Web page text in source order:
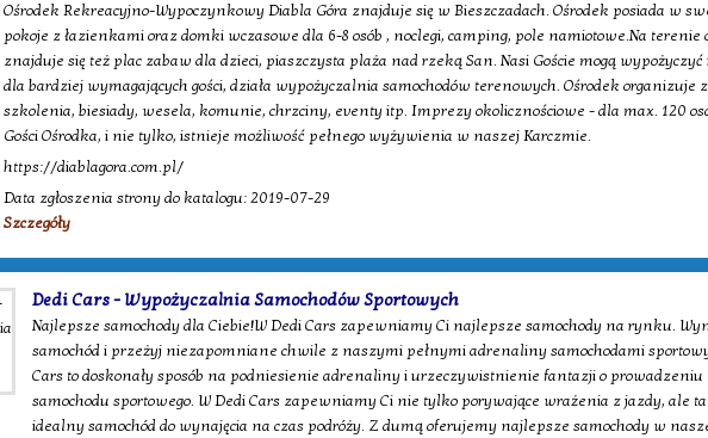
Ośrodek Rekreacyjno-Wypoczynkowy Diabla Góra znajduje się w Bieszczadach. Ośrodek posiada w
pokoje z łazienkami oraz domki wczasowe dla 6-8 osób , noclegi, camping, pole namiotowe.Na terenie
znajduje się też plac zabaw dla dzieci, piaszczysta plaża nad rzeką San. Nasi Goście mogą wypożyczyć
dla bardziej wymagających gości, działa wypożyczalnia samochodów terenowych. Ośrodek organizuje
szkolenia, biesiady, wesela, komunie, chrzciny, eventy itp. Imprezy okolicznościowe - dla max. 120
Gości Ośrodka, i nie tylko, istnieje możliwość pełnego wyżywienia w naszej Karczmie.
https://diablagora.com.pl/
Data zgłoszenia strony do katalogu: 2019-07-29
Szczegóły
Dedi Cars - Wypożyczalnia Samochodów Sportowych
Najlepsze samochody dla Ciebie!W Dedi Cars zapewniamy Ci najlepsze samochody na rynku.
samochód i przeżyj niezapomniane chwile z naszymi pełnymi adrenaliny samochodami
Cars to doskonały sposób na podniesienie adrenaliny i urzeczywistnienie fantazji o prowadzeniu
samochodu sportowego. W Dedi Cars zapewniamy Ci nie tylko porywające wrażenia z jazdy, ale
idealny samochód do wynajęcia na czas podróży. Z dumą oferujemy najlepsze samochody w